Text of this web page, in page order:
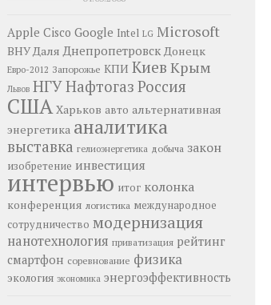
Apple Cisco Google Intel LG Microsoft
ВНУ Даля Днепропетровск Донецк
Евро-2012 Запорожье КПИ Киев Крым
Львов НГУНафтогаз Россия
США Харьков авто альтернативная
энергетика аналитика
выставка гелиоэнергетика добыча закон
изобретение инвестиция
интервью итог колонка
конференция логистика международное
сотрудничество модернизация
нанотехнология приватизация рейтинг
смартфон соревнование физика
экология экономика энергоэффективность